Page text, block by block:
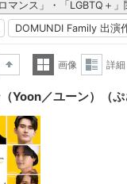
マンス」・「LGBTQ＋
DOMUNDI Family 出演
表示
画像
表示
詳細
Yoon／ユーン）（